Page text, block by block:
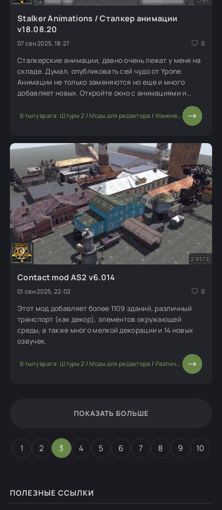
Stalker Animations / Сталкер анимации
v18.08.20
07 сен 2025, 18:27 0
Сталкерские анимации, давно очень лежат у меня на
складе. Думал, опубликовать сей чудо от Ypone.
Анимации не только заменяются но еще и много
добавляет новых. Откройте окно с анимациями и
Использовать их можно строго с указанием автора.
В тылу врага: Штурм 2 / Моды для редактора / Изменение мода или игры
2,95 ГБ
Contact mod AS2 v6.014
01 сен 2025, 22:02 0
Этот мод добавляет более 1109 зданий, различный
транспорт (как декор), элементов окружающей
среды, а также много мелкой декорации и 14 новых
озвучек.
В тылу врага: Штурм 2 / Моды для редактора / Различные ресурсы (флора, декорация)
ПОКАЗАТЬ БОЛЬШЕ
1 2 3 4 5 6 7 8 9 10
ПОЛЕЗНЫЕ ССЫЛКИ